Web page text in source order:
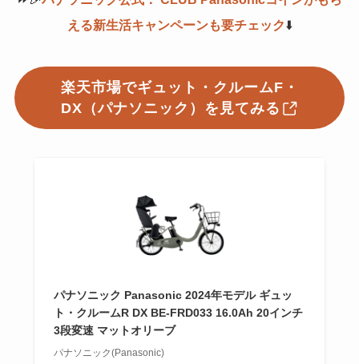
える新生活キャンペーンも要チェック⬇️
楽天市場でギュット・クルームF・
DX（パナソニック）を見てみる
パナソニック Panasonic 2024年モデル ギュッ
ト・クルームR DX BE-FRD033 16.0Ah 20インチ
3段変速 マットオリーブ
パナソニック(Panasonic)